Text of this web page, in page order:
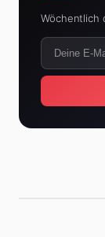
Wöchentlich